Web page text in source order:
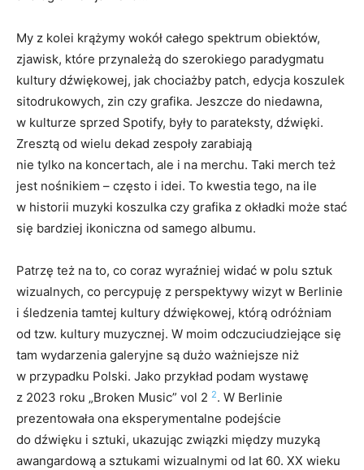
My z kolei krążymy wokół całego spektrum obiektów,
zjawisk, które przynależą do szerokiego paradygmatu
kultury dźwiękowej, jak chociażby patch, edycja koszulek
sitodrukowych, zin czy grafika. Jeszcze do niedawna,
w kulturze sprzed Spotify, były to parateksty, dźwięki.
Zresztą od wielu dekad zespoły zarabiają
nie tylko na koncertach, ale i na merchu. Taki merch też
jest nośnikiem – często i idei. To kwestia tego, na ile
w historii muzyki koszulka czy grafika z okładki może stać
się bardziej ikoniczna od samego albumu.
Patrzę też na to, co coraz wyraźniej widać w polu sztuk
wizualnych, co percypuję z perspektywy wizyt w Berlinie
i śledzenia tamtej kultury dźwiękowej, którą odróżniam
od tzw. kultury muzycznej. W moim odczuciudziejące się
tam wydarzenia galeryjne są dużo ważniejsze niż
w przypadku Polski. Jako przykład podam wystawę
z 2023 roku „Broken Music” vol 2 2. W Berlinie
prezentowała ona eksperymentalne podejście
do dźwięku i sztuki, ukazując związki między muzyką
awangardową a sztukami wizualnymi od lat 60. XX wieku